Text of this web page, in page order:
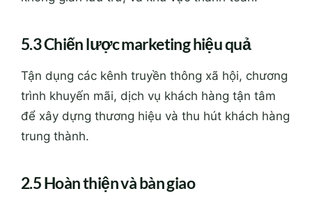
5.3 Chiến lược marketing hiệu quả
Tận dụng các kênh truyền thông xã hội, chương
trình khuyến mãi, dịch vụ khách hàng tận tâm
để xây dựng thương hiệu và thu hút khách hàng
trung thành.
2.5 Hoàn thiện và bàn giao